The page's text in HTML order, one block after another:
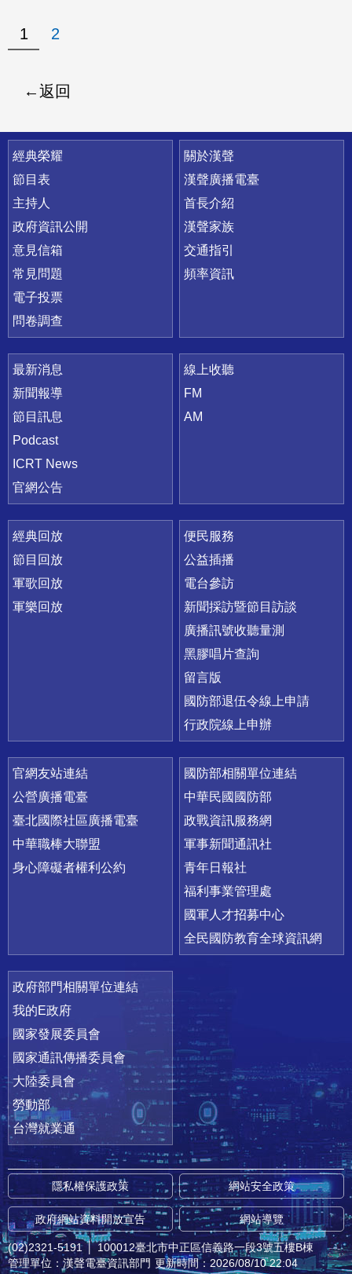
1 2
返回
快速連結
經典榮耀
節目表
主持人
政府資訊公開
意見信箱
常見問題
電子投票
問卷調查
關於漢聲
漢聲廣播電臺
首長介紹
漢聲家族
交通指引
頻率資訊
最新消息
新聞報導
節目訊息
Podcast
ICRT News
官網公告
線上收聽
FM
AM
經典回放
節目回放
軍歌回放
軍樂回放
便民服務
公益插播
電台參訪
新聞採訪暨節目訪談
廣播訊號收聽量測
黑膠唱片查詢
留言版
國防部退伍令線上申請
行政院線上申辦
官網友站連結
公營廣播電臺
臺北國際社區廣播電臺
中華職棒大聯盟
身心障礙者權利公約
國防部相關單位連結
中華民國國防部
政戰資訊服務網
軍事新聞通訊社
青年日報社
福利事業管理處
國軍人才招募中心
全民國防教育全球資訊網
政府部門相關單位連結
我的E政府
國家發展委員會
國家通訊傳播委員會
大陸委員會
勞動部
台灣就業通
隱私權保護政策 網站安全政策
政府網站資料開放宣告 網站導覽
(02)2321-5191 │ 100012臺北市中正區信義路一段3號五樓B棟
管理單位：漢聲電臺資訊部門 更新時間：2026/08/10 22:04